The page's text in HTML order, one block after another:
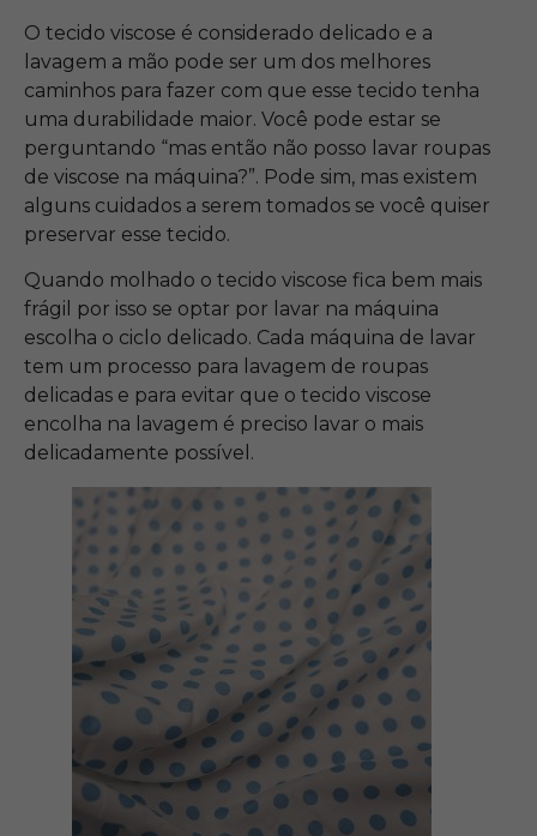
O tecido viscose é considerado delicado e a
lavagem a mão pode ser um dos melhores
caminhos para fazer com que esse tecido tenha
uma durabilidade maior. Você pode estar se
perguntando “mas então não posso lavar roupas
de viscose na máquina?”. Pode sim, mas existem
alguns cuidados a serem tomados se você quiser
preservar esse tecido.
Quando molhado o tecido viscose fica bem mais
frágil por isso se optar por lavar na máquina
escolha o ciclo delicado. Cada máquina de lavar
tem um processo para lavagem de roupas
delicadas e para evitar que o tecido viscose
encolha na lavagem é preciso lavar o mais
delicadamente possível.